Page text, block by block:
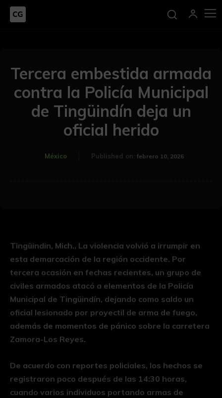
Tercera embestida armada
contra la Policía Municipal
de Tingüindín deja un
oficial herido
México Published on: febrero 10, 2026
Tingüindin, Mich., La violencia volvió a irrumpir en
esta demarcación de la región occidente. Por
tercera ocasión en fechas recientes, un grupo de
civiles armados atacó a elementos de la Policía
Municipal de Tingüindín, dejando como saldo un
oficial lesionado por proyectil de arma de fuego,
además de momentos de pánico sobre la carretera
Zamora-Los Reyes.
De acuerdo con reportes policiales, los hechos se
registraron poco después de las 14:30 horas,
cuando varios individuos portando armas de